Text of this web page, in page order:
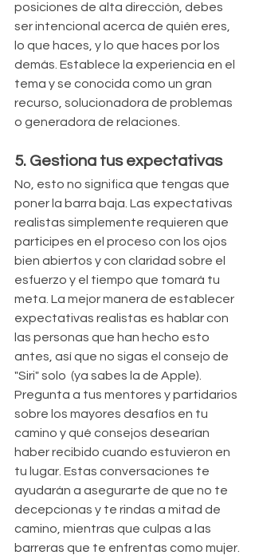
posiciones de alta dirección, debes
ser intencional acerca de quién eres,
lo que haces, y lo que haces por los
demás. Establece la experiencia en el
tema y se conocida como un gran
recurso, solucionadora de problemas
o generadora de relaciones.
5. Gestiona tus expectativas
No, esto no significa que tengas que
poner la barra baja. Las expectativas
realistas simplemente requieren que
participes en el proceso con los ojos
bien abiertos y con claridad sobre el
esfuerzo y el tiempo que tomará tu
meta. La mejor manera de establecer
expectativas realistas es hablar con
las personas que han hecho esto
antes, así que no sigas el consejo de
"Siri" solo  (ya sabes la de Apple).
Pregunta a tus mentores y partidarios
sobre los mayores desafíos en tu
camino y qué consejos desearían
haber recibido cuando estuvieron en
tu lugar. Estas conversaciones te
ayudarán a asegurarte de que no te
decepcionas y te rindas a mitad de
camino, mientras que culpas a las
barreras que te enfrentas como mujer.